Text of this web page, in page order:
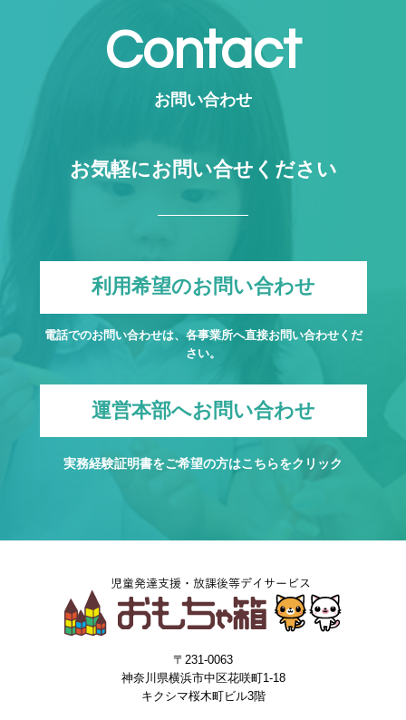
Contact
お問い合わせ
お気軽にお問い合せください
利用希望のお問い合わせ
電話でのお問い合わせは、各事業所へ直接お問い合わせくだ
さい。
運営本部へお問い合わせ
実務経験証明書をご希望の方はこちらをクリック
〒231-0063
神奈川県横浜市中区花咲町1-18
キクシマ桜木町ビル3階